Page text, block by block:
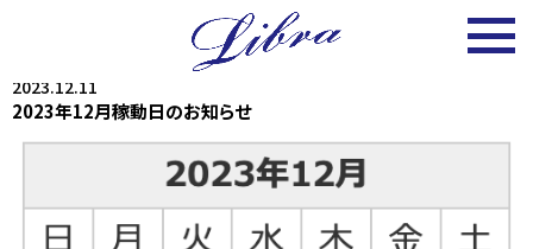
2023.12.11
2023年12月稼動日のお知らせ